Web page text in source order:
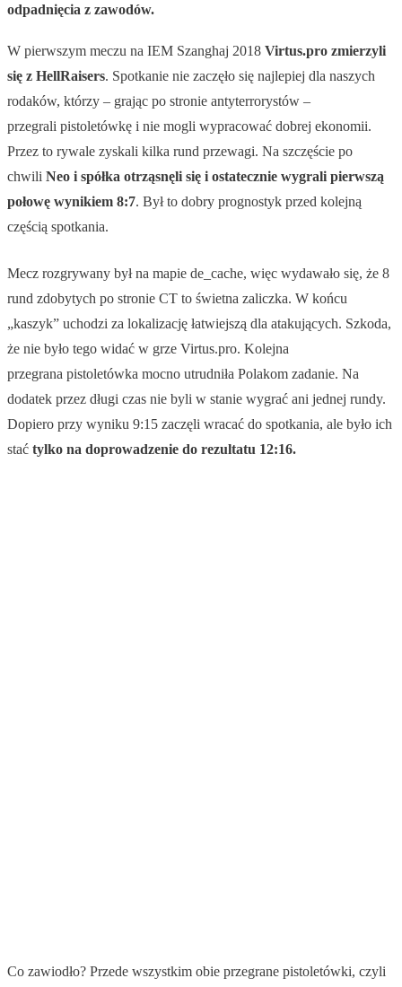
odpadnięcia z zawodów.
W pierwszym meczu na IEM Szanghaj 2018 Virtus.pro zmierzyli
się z HellRaisers. Spotkanie nie zaczęło się najlepiej dla naszych
rodaków, którzy – grając po stronie antyterrorystów –
przegrali pistoletówkę i nie mogli wypracować dobrej ekonomii.
Przez to rywale zyskali kilka rund przewagi. Na szczęście po
chwili Neo i spółka otrząsnęli się i ostatecznie wygrali pierwszą
połowę wynikiem 8:7. Był to dobry prognostyk przed kolejną
częścią spotkania.
Mecz rozgrywany był na mapie de_cache, więc wydawało się, że 8
rund zdobytych po stronie CT to świetna zaliczka. W końcu
„kaszyk” uchodzi za lokalizację łatwiejszą dla atakujących. Szkoda,
że nie było tego widać w grze Virtus.pro. Kolejna
przegrana pistoletówka mocno utrudniła Polakom zadanie. Na
dodatek przez długi czas nie byli w stanie wygrać ani jednej rundy.
Dopiero przy wyniku 9:15 zaczęli wracać do spotkania, ale było ich
stać tylko na doprowadzenie do rezultatu 12:16.
Co zawiodło? Przede wszystkim obie przegrane pistoletówki, czyli